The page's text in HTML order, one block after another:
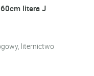
litera J
liternictwo